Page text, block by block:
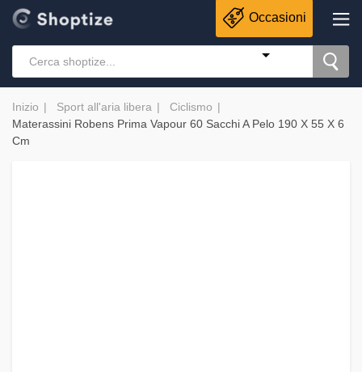
Occasioni
Inizio Sport all'aria libera
Ciclismo
Materassini Robens Prima Vapour 60 Sacchi A Pelo 190 X 55 X 6
Cm